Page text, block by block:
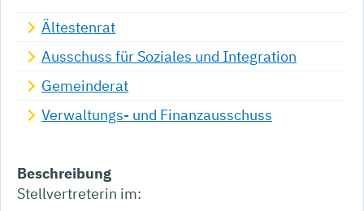
Ältestenrat
Ausschuss für Soziales und Integration
Gemeinderat
Verwaltungs- und Finanzausschuss
Beschreibung
Stellvertreterin im: